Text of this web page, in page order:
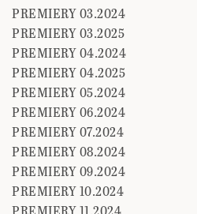
PREMIERY 03.2024
PREMIERY 03.2025
PREMIERY 04.2024
PREMIERY 04.2025
PREMIERY 05.2024
PREMIERY 06.2024
PREMIERY 07.2024
PREMIERY 08.2024
PREMIERY 09.2024
PREMIERY 10.2024